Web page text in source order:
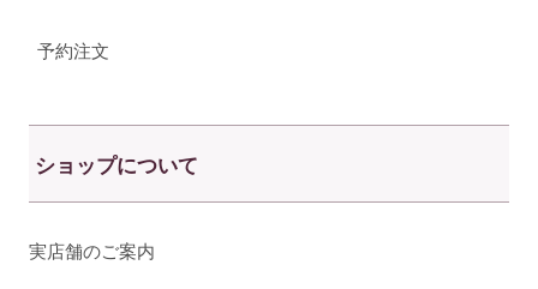
予約注文
ショップについて
実店舗のご案内